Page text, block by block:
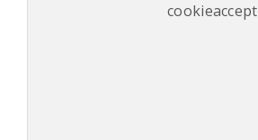
cookieaccept